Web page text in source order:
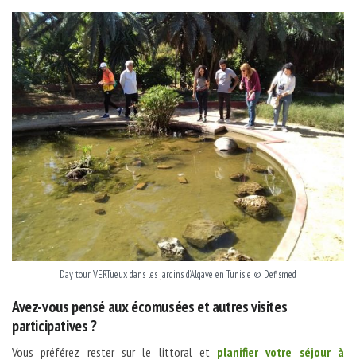
Day tour VERTueux dans les jardins d’Algave en Tunisie © Defismed
Avez-vous pensé aux écomusées et autres visites
participatives ?
Vous préférez rester sur le littoral et planifier votre séjour à